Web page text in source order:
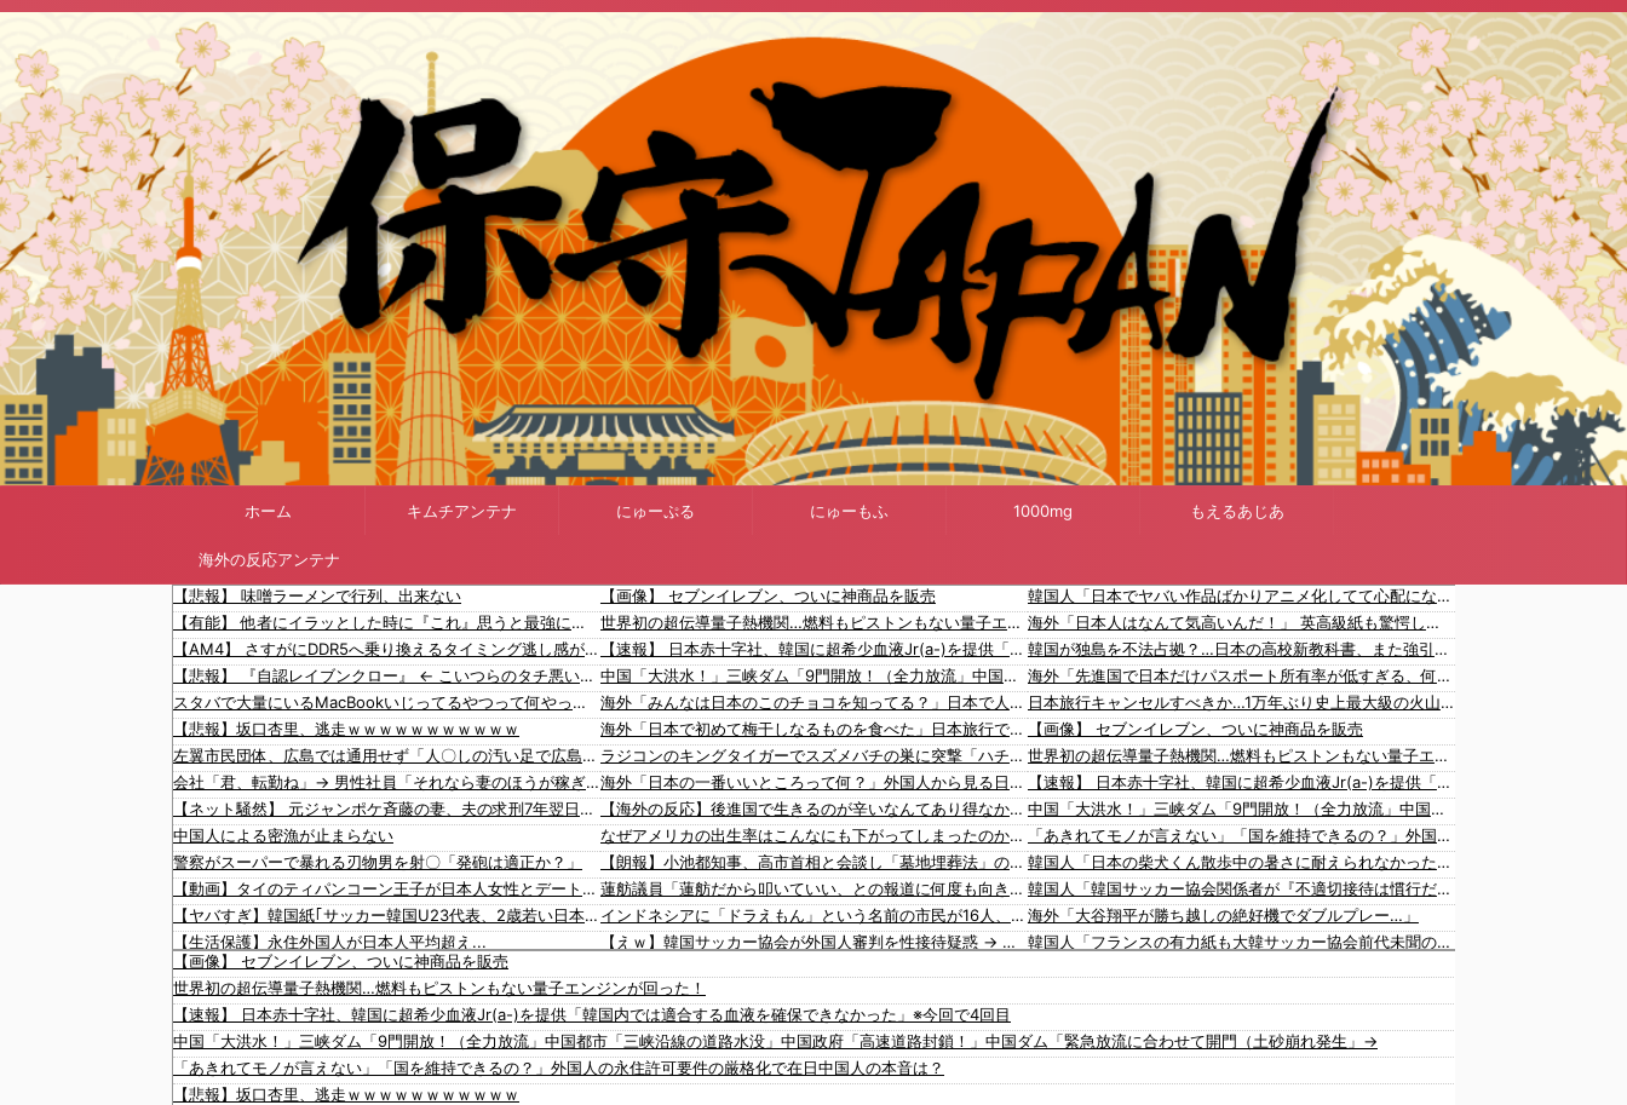
ホーム キムチアンテナ にゅーぷる にゅーもふ 1000mg もえるあじあ
海外の反応アンテナ
【悲報】 味噌ラーメンで行列、出来ない
【有能】 他者にイラッとした時に『これ』思うと最強に楽になることが発覚！！！
【AM4】 さすがにDDR5へ乗り換えるタイミング逃し感が半端ない
【悲報】 『自認レイブンクロー』 ← こいつらのタチ悪い率は異常
スタバで大量にいるMacBookいじってるやつって何やってんの？
【悲報】坂口杏里、逃走ｗｗｗｗｗｗｗｗｗｗｗ
左翼市民団体、広島では通用せず「人〇しの汚い足で広島の土を踏むな！」→広島県民「お前らの方が汚いんじゃ！」「ワシらが広島県民じゃ」
会社「君、転勤ね」→ 男性社員「それなら妻のほうが稼ぎいいんで辞めます」⇒ 結果・・・
【ネット騒然】 元ジャンポケ斉藤の妻、夫の求刑7年翌日にインスタ更新！その内容がガチでヤバすぎる…
中国人による密漁が止まらない
警察がスーパーで暴れる刃物男を射〇「発砲は適正か？」
【動画】タイのティパンコーン王子が日本人女性とデートか？
【ヤバすぎ】韓国紙｢サッカー韓国U23代表、2歳若い日本に負けると歴史的屈辱｣
【生活保護】永住外国人が日本人平均超え...
【動画】これはお見事。中国重慶市で珍しい事故が撮影される。
文在寅、航空未経験の娘婿を重役にして収賄で起訴された
【韓国サッカー協会】外国人審判約10人に性的接待か 計1496回、約2億ウォン（約2200万円）
韓国のサッカー協会、W杯予選等を裁くために訪韓した外国人審判を「性接待」していた……大して強くもないチームが潤沢な予算を持ってりゃそうなるわな
【画像】 セブンイレブン、ついに神商品を販売
世界初の超伝導量子熱機関…燃料もピストンもない量子エンジンが回った！
【速報】 日本赤十字社、韓国に超希少血液Jr(a-)を提供「韓国内では適合する血液を確保できなかった」※今回で4回目
中国「大洪水！」三峡ダム「9門開放！（全力放流」中国都市「三峡沿線の道路水没」中国政府「高速道路封鎖！」中国ダム「緊急放流に合わせて開門（土砂崩れ発生」→
海外「みんなは日本のこのチョコを知ってる？」日本で人気のチョコレート菓子、ブルボンのアルフォートに対する海外の反応
海外「日本で初めて梅干しなるものを食べた」日本旅行で食べた変わった食べ物に対する海外の反応
ラジコンのキングタイガーでスズメバチの巣に突撃「ハチからしたら突然ドイツ戦車が家に来るんだぞ」【海外の反応】
海外「日本の一番いいところって何？」外国人から見る日本のいい部分とは【海外の反応】
【海外の反応】後進国で生きるのが辛いなんてあり得なかった…
なぜアメリカの出生率はこんなにも下がってしまったのか！？ 海外の反応。
【朗報】小池都知事、高市首相と会談し「墓地埋葬法」の改正を要請 国と都が連携し民間への指導強化を進める方向で一致
蓮舫議員「蓮舫だから叩いていい、との報道に何度も向き合ってきました。悔しくても」
インドネシアに「ドラえもん」という名前の市民が16人、「のび太」は181人
【えｗ】韓国サッカー協会が外国人審判を性接待疑惑 → 韓国ネットに動揺広がる「信じられない」「要求した外国人審判もおかしい」「韓国以外の国にも要求しているのでは」
「猫が車を凝視してると思ったら、自分に見とれていた…」（動画）
16歳の清水空跳が100m10秒00を記録して桐生祥秀の高校記録を更新、海外陸上競技ファンも大衝撃（海外の反応）
韓国人「日本でヤバい作品ばかりアニメ化してて心配になる…」
海外「日本人はなんて気高いんだ！」 英高級紙も驚愕した極限の中の日本人の姿に世界が衝撃
韓国が独島を不法占拠？…日本の高校新教科書、また強引な主張＝韓国の反応
海外「先進国で日本だけパスポート所有率が低すぎる、何故なのか」
日本旅行キャンセルすべきか…1万年ぶり史上最大級の火山の兆し＝韓国の反応
【画像】 セブンイレブン、ついに神商品を販売
世界初の超伝導量子熱機関…燃料もピストンもない量子エンジンが回った！
【速報】 日本赤十字社、韓国に超希少血液Jr(a-)を提供「韓国内では適合する血液を確保できなかった」※今回で4回目
中国「大洪水！」三峡ダム「9門開放！（全力放流」中国都市「三峡沿線の道路水没」中国政府「高速道路封鎖！」中国ダム「緊急放流に合わせて開門（土砂崩れ発生」→
「あきれてモノが言えない」「国を維持できるの？」外国人の永住許可要件の厳格化で在日中国人の本音は？
韓国人「日本の柴犬くん散歩中の暑さに耐えられなかった結果」
韓国人「韓国サッカー協会関係者が『不適切接待は慣行だった』と衝撃発言！日韓ワールドカップ4強にも疑いの視線が向けられる」
海外「大谷翔平が勝ち越しの絶好機でダブルプレー…」
韓国人「フランスの有力紙も大韓サッカー協会前代未聞の不祥事を詳細に報道！」→「国際的スキャンダルに発展してしまう‥」
【画像】 セブンイレブン、ついに神商品を販売
世界初の超伝導量子熱機関…燃料もピストンもない量子エンジンが回った！
【速報】 日本赤十字社、韓国に超希少血液Jr(a-)を提供「韓国内では適合する血液を確保できなかった」※今回で4回目
中国「大洪水！」三峡ダム「9門開放！（全力放流」中国都市「三峡沿線の道路水没」中国政府「高速道路封鎖！」中国ダム「緊急放流に合わせて開門（土砂崩れ発生」→
「あきれてモノが言えない」「国を維持できるの？」外国人の永住許可要件の厳格化で在日中国人の本音は？
【悲報】坂口杏里、逃走ｗｗｗｗｗｗｗｗｗｗｗ